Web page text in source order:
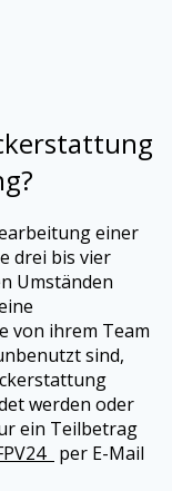
einer
drei bis vier
Umständen
von ihrem Team
sind,
werden oder
ein Teilbetrag
per E-Mail